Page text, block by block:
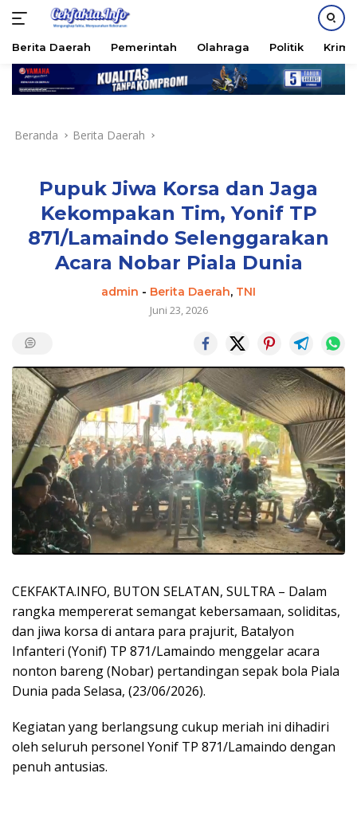
Langsung
Berita Daerah Pemerintah Olahraga Politik
Beranda Berita Daerah
Pupuk Jiwa Korsa dan Jaga
Kekompakan Tim, Yonif TP
871/Lamaindo Selenggarakan
Acara Nobar Piala Dunia
admin - Berita Daerah, TNI
Juni 23, 2026
CEKFAKTA.INFO, BUTON SELATAN, SULTRA – Dalam
rangka mempererat semangat kebersamaan, soliditas,
dan jiwa korsa di antara para prajurit, Batalyon
Infanteri (Yonif) TP 871/Lamaindo menggelar acara
nonton bareng (Nobar) pertandingan sepak bola Piala
Dunia pada Selasa, (23/06/2026).
Kegiatan yang berlangsung cukup meriah ini dihadiri
oleh seluruh personel Yonif TP 871/Lamaindo dengan
penuh antusias.